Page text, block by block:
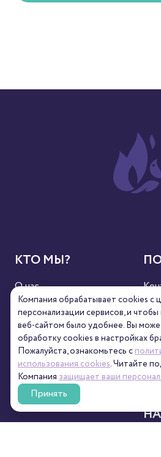
КТО МЫ?
О нас
Новости
Сертификаты
Пресса
Кофейни
СЕРВИС
Компания обрабатывает cookies с
персонализации сервисов, и чтобы
веб-сайтом было удобнее. Вы
обработку сookies в настройках
Пожалуйста, ознакомьтесь с
использования cookies. Читайте
Компания защищает ваши
Принять